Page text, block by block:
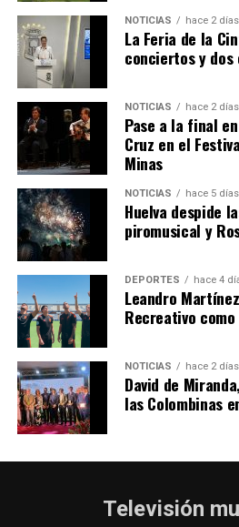
SEXTA CORRIDA DE LAS
2026
hace 5 días· Huelvatv
NOTICIAS hace 2 días
La Feria de la
conciertos y dos
NOTICIAS hace 2 días
Pase a la final
Cruz en el
Minas
NOTICIAS hace 5 días
Huelva despide
piromusical y
DEPORTES hace 4
Leandro
Recreativo
NOTICIAS hace 2 días
David de
las Colombinas
Televisión